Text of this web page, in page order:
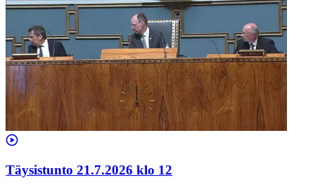
Täysistunto 21.7.2026 klo 12